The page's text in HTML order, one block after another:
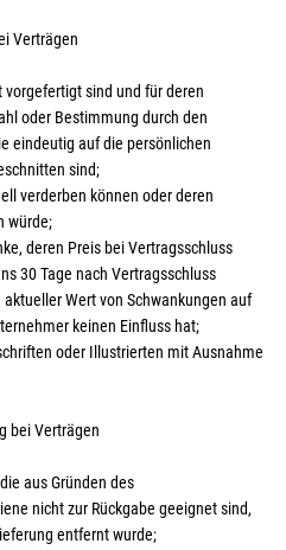
Verträgen
vorgefertigt sind und für deren
oder Bestimmung durch den
eindeutig auf die persönlichen
sind;
verderben können oder deren
würde;
deren Preis bei Vertragsschluss
30 Tage nach Vertragsschluss
Wert von Schwankungen auf
keinen Einfluss hat;
oder Illustrierten mit Ausnahme
bei Verträgen
aus Gründen des
nicht zur Rückgabe geeignet sind,
entfernt wurde;